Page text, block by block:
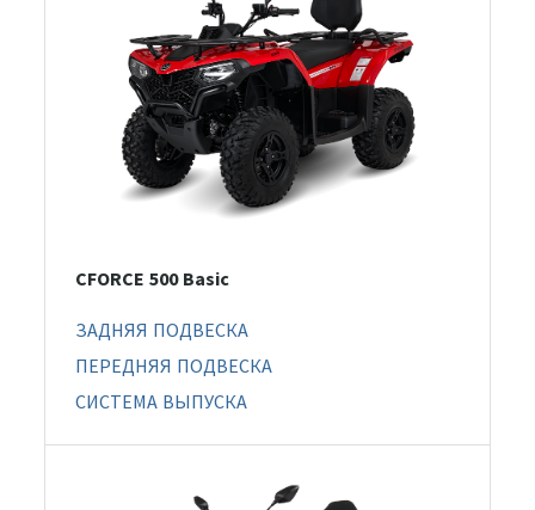
CFORCE 500 Basic
ЗАДНЯЯ ПОДВЕСКА
ПЕРЕДНЯЯ ПОДВЕСКА
СИСТЕМА ВЫПУСКА